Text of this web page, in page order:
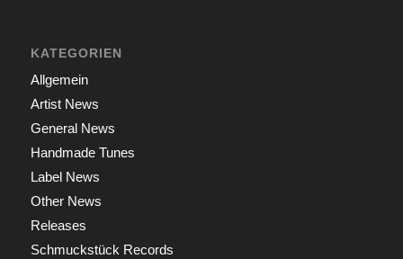
KATEGORIEN
Allgemein
Artist News
General News
Handmade Tunes
Label News
Other News
Releases
Schmuckstück Records